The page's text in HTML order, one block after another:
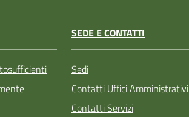
SEDE E CONTATTI
Sedi
Contatti Uffici Amministrativi
Contatti Servizi